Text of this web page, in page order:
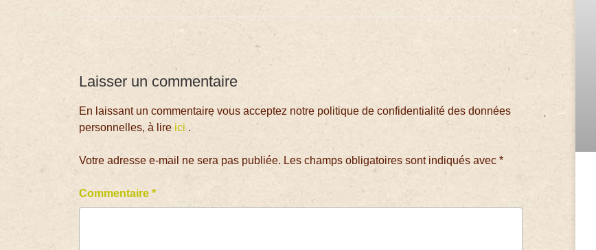
Laisser un commentaire
En laissant un commentaire vous acceptez notre politique de confidentialité des données
personnelles, à lire ici.
Votre adresse e-mail ne sera pas publiée. Les champs obligatoires sont indiqués avec*
Commentaire*